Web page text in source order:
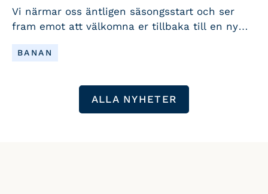
Vi närmar oss äntligen säsongsstart och ser
fram emot att välkomna er tillbaka till en ny
golfsäsong. Här har vi samlat viktiga datum,
nyheter och påminnelser för att du ska vara
BANAN
LÄS MER
ALLA NYHETER